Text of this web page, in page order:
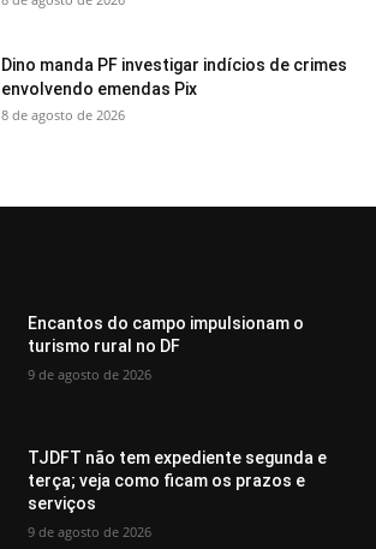
Dino manda PF investigar indícios de crimes
envolvendo emendas Pix
8 de agosto de 2026
Encantos do campo impulsionam o
turismo rural no DF
9 de agosto de 2026
TJDFT não tem expediente segunda e
terça; veja como ficam os prazos e
serviços
9 de agosto de 2026